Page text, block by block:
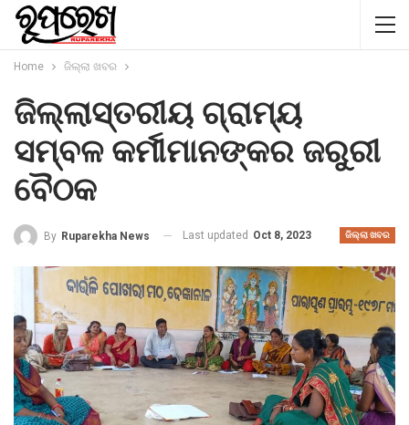
Home ଜିଲ୍ଲା ଖବର
ଜିଲ୍ଲାସ୍ତରୀୟ ଗ୍ରାମ୍ୟ
ସମ୍ବଳ କର୍ମୀମାନଙ୍କର ଜରୁରୀ
ବୈଠକ
ଜିଲ୍ଲା ଖବର
By Ruparekha News Last updated Oct 8, 2023